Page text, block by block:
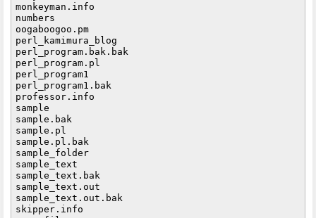
monkeyman.info
numbers
oogaboogoo.pm
perl_kamimura_blog
perl_program.bak.bak
perl_program.pl
perl_program1
perl_program1.bak
professor.info
sample
sample.bak
sample.pl
sample.pl.bak
sample_folder
sample_text
sample_text.bak
sample_text.out
sample_text.out.bak
skipper.info